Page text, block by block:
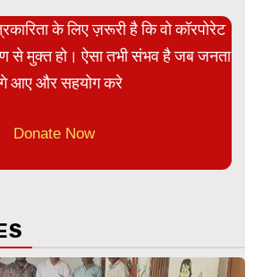
के लिए ज़रूरी है कि वो कॉरपोरेट
से मुक्त हो। ऐसा तभी संभव है जब जनता
आए और सहयोग करे
Donate Now